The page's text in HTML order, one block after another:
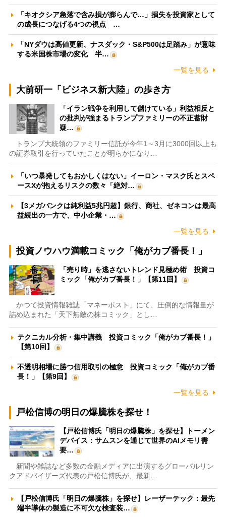
「キオクシア急落で含み損が膨らんで…」損失を投資家として
の成長につなげる4つの視点 …
「NYダウは高値更新、ナスダック・S&P500は足踏み」が意味
する米国株市場の変化 半…
一覧を見る
大前研一「ビジネス新大陸」の歩き方
「イラン戦争を利用して儲けている」利益相反と
の批判が強まるトランプファミリーの不正蓄財
疑…
トランプ大統領のファミリー信託が今年1～3月に3000回以上も
の証券取引を行っていたことが明らかになり…
「いつ暴発してもおかしくはない」イーロン・マスク氏とスペ
ースXが抱えるリスクの数々「絶対…
【3メガバンクは純利益5兆円超】銀行、商社、ゼネコンは最高
益続出の一方で、中小企業・…
一覧を見る
投資ノウハウ満載コミック「俺がカブ番長！」
「売り時」を逃さないトレンド見極め術 投資コ
ミック「俺がカブ番長！」【第11回】
かつて投資情報雑誌「マネーポスト」にて、圧倒的な情報量が
詰め込まれた「天下無敵の株コミック」とし…
テクニカル分析・集中講義 投資コミック「俺がカブ番長！」
【第10回】
不透明相場に勝つ信用取引の極意 投資コミック「俺がカブ番
長！」【第9回】
一覧を見る
戸松信博の明日の爆騰株を探せ！
【戸松信博氏「明日の爆騰株」を探せ】トーメン
デバイス：サムスンを通じて世界のAIメモリ需
要…
新聞や雑誌など多数の金融メディアに出演するグローバルリン
クアドバイザーズ代表の戸松信博氏が、最新…
【戸松信博氏「明日の爆騰株」を探せ】レーザーテック：最先
端半導体の製造に不可欠な検査装…